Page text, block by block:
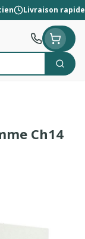
Livraison rapide
Ch14